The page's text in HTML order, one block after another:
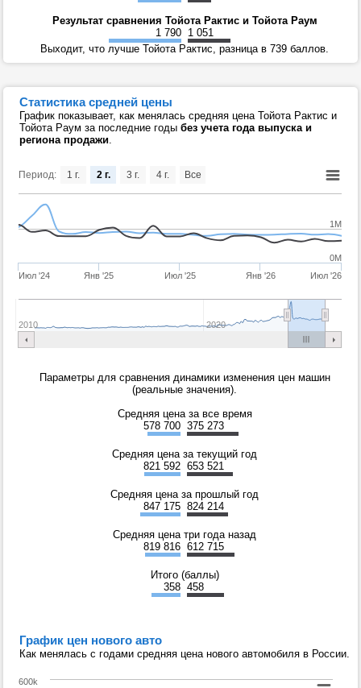
Результат сравнения Тойота Рактис и Тойота Раум
1 790 1 051
Выходит, что лучше Тойота Рактис, разница в 739 баллов.
Статистика средней цены
График показывает, как менялась средняя цена Тойота Рактис и
Тойота Раум за последние годы без учета года выпуска и
региона продажи.
Период:
Июл '24 Янв '25 Июл '25 Янв '26 Июл '26
2020
2010
1M
0M
1 г. 2 г. 3 г. 4 г. Все
Параметры для сравнения динамики изменения цен машин
(реальные значения).
Средняя цена за все время
578 700 375 273
Средняя цена за текущий год
821 592 653 521
Средняя цена за прошлый год
847 175 824 214
Средняя цена три года назад
819 816 612 715
Итого (баллы)
358 458
График цен нового авто
Как менялась с годами средняя цена нового автомобиля в России.
600k